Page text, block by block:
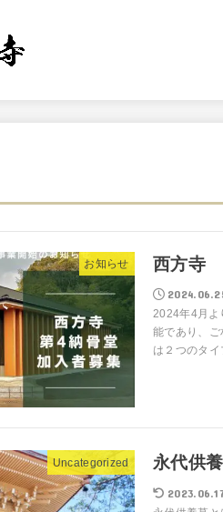
お知らせ 西方寺
2024年4月よ
能であり、
は２つのタ
Uncategorized 永代供